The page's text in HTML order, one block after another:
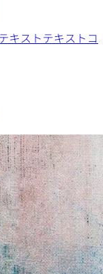
キストテキスト コ